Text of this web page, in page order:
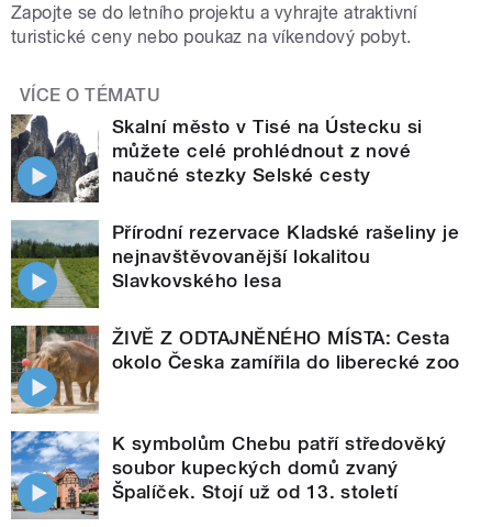
Zapojte se do letního projektu a vyhrajte atraktivní
turistické ceny nebo poukaz na víkendový pobyt.
VÍCE O TÉMATU
Skalní město v Tisé na Ústecku si
můžete celé prohlédnout z nové
naučné stezky Selské cesty
Přírodní rezervace Kladské rašeliny je
nejnavštěvovanější lokalitou
Slavkovského lesa
ŽIVĚ Z ODTAJNĚNÉHO MÍSTA: Cesta
okolo Česka zamířila do liberecké zoo
K symbolům Chebu patří středověký
soubor kupeckých domů zvaný
Špalíček. Stojí už od 13. století